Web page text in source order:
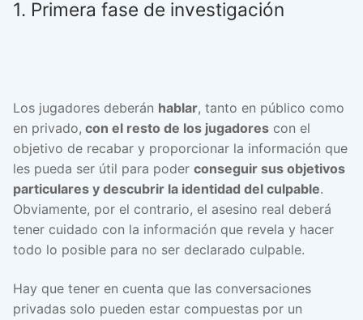
1. Primera fase de investigación
Los jugadores deberán hablar, tanto en público como
en privado, con el resto de los jugadores con el
objetivo de recabar y proporcionar la información que
les pueda ser útil para poder conseguir sus objetivos
particulares y descubrir la identidad del culpable.
Obviamente, por el contrario, el asesino real deberá
tener cuidado con la información que revela y hacer
todo lo posible para no ser declarado culpable.
Hay que tener en cuenta que las conversaciones
privadas solo pueden estar compuestas por un